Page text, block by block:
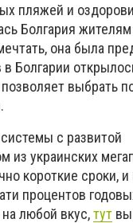
пляжей и
Болгария
она была
Болгарии
выбрать
с развитой
из украинских
короткие сроки,
процентов
любой вкус,тут